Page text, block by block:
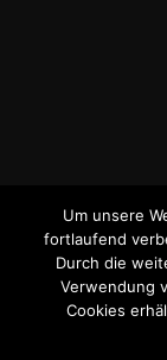
Folge
©
Um unsere
fortlaufend
Durch die
Verwendung
Cookies